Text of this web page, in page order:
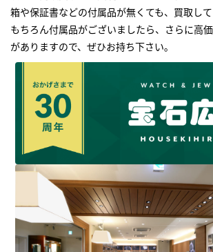
箱や保証書などの付属品が無くても、買取して
もちろん付属品がございましたら、さらに高
がありますので、ぜひお持ち下さい｡